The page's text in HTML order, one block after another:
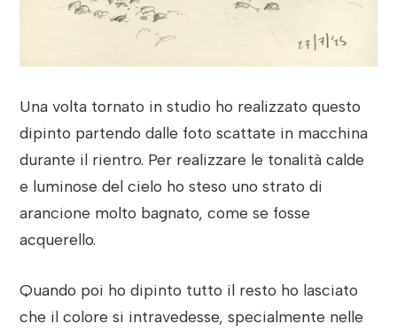
Una volta tornato in studio ho realizzato questo
dipinto partendo dalle foto scattate in macchina
durante il rientro. Per realizzare le tonalità calde
e luminose del cielo ho steso uno strato di
arancione molto bagnato, come se fosse
acquerello.
Quando poi ho dipinto tutto il resto ho lasciato
che il colore si intravedesse, specialmente nelle